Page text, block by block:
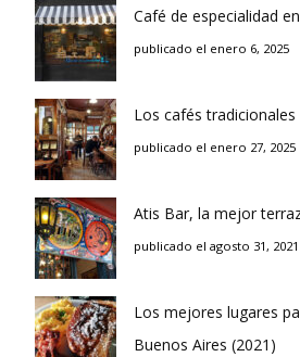
Café de especialidad
publicado el enero 6, 2025
Los cafés
publicado el enero 27, 2025
Atis Bar, la mejor
publicado el agosto 31, 2021
Los mejores lugares
Buenos Aires (2021)